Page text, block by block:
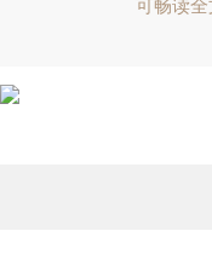
可畅读全